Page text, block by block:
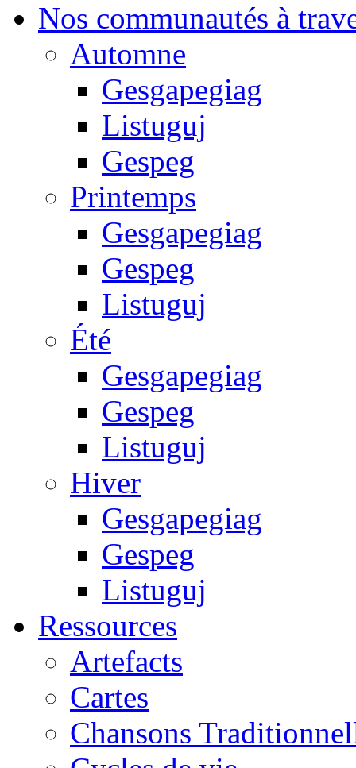
Nos communautés à
Automne
Gesgapegiag
Listuguj
Gespeg
Printemps
Gesgapegiag
Gespeg
Listuguj
Été
Gesgapegiag
Gespeg
Listuguj
Hiver
Gesgapegiag
Gespeg
Listuguj
Ressources
Artefacts
Cartes
Chansons